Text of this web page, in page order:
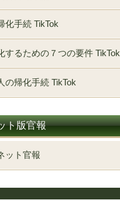
化手続 TikTok
するための７つの要件 TikTok
の帰化手続 TikTok
ト版官報
ット官報